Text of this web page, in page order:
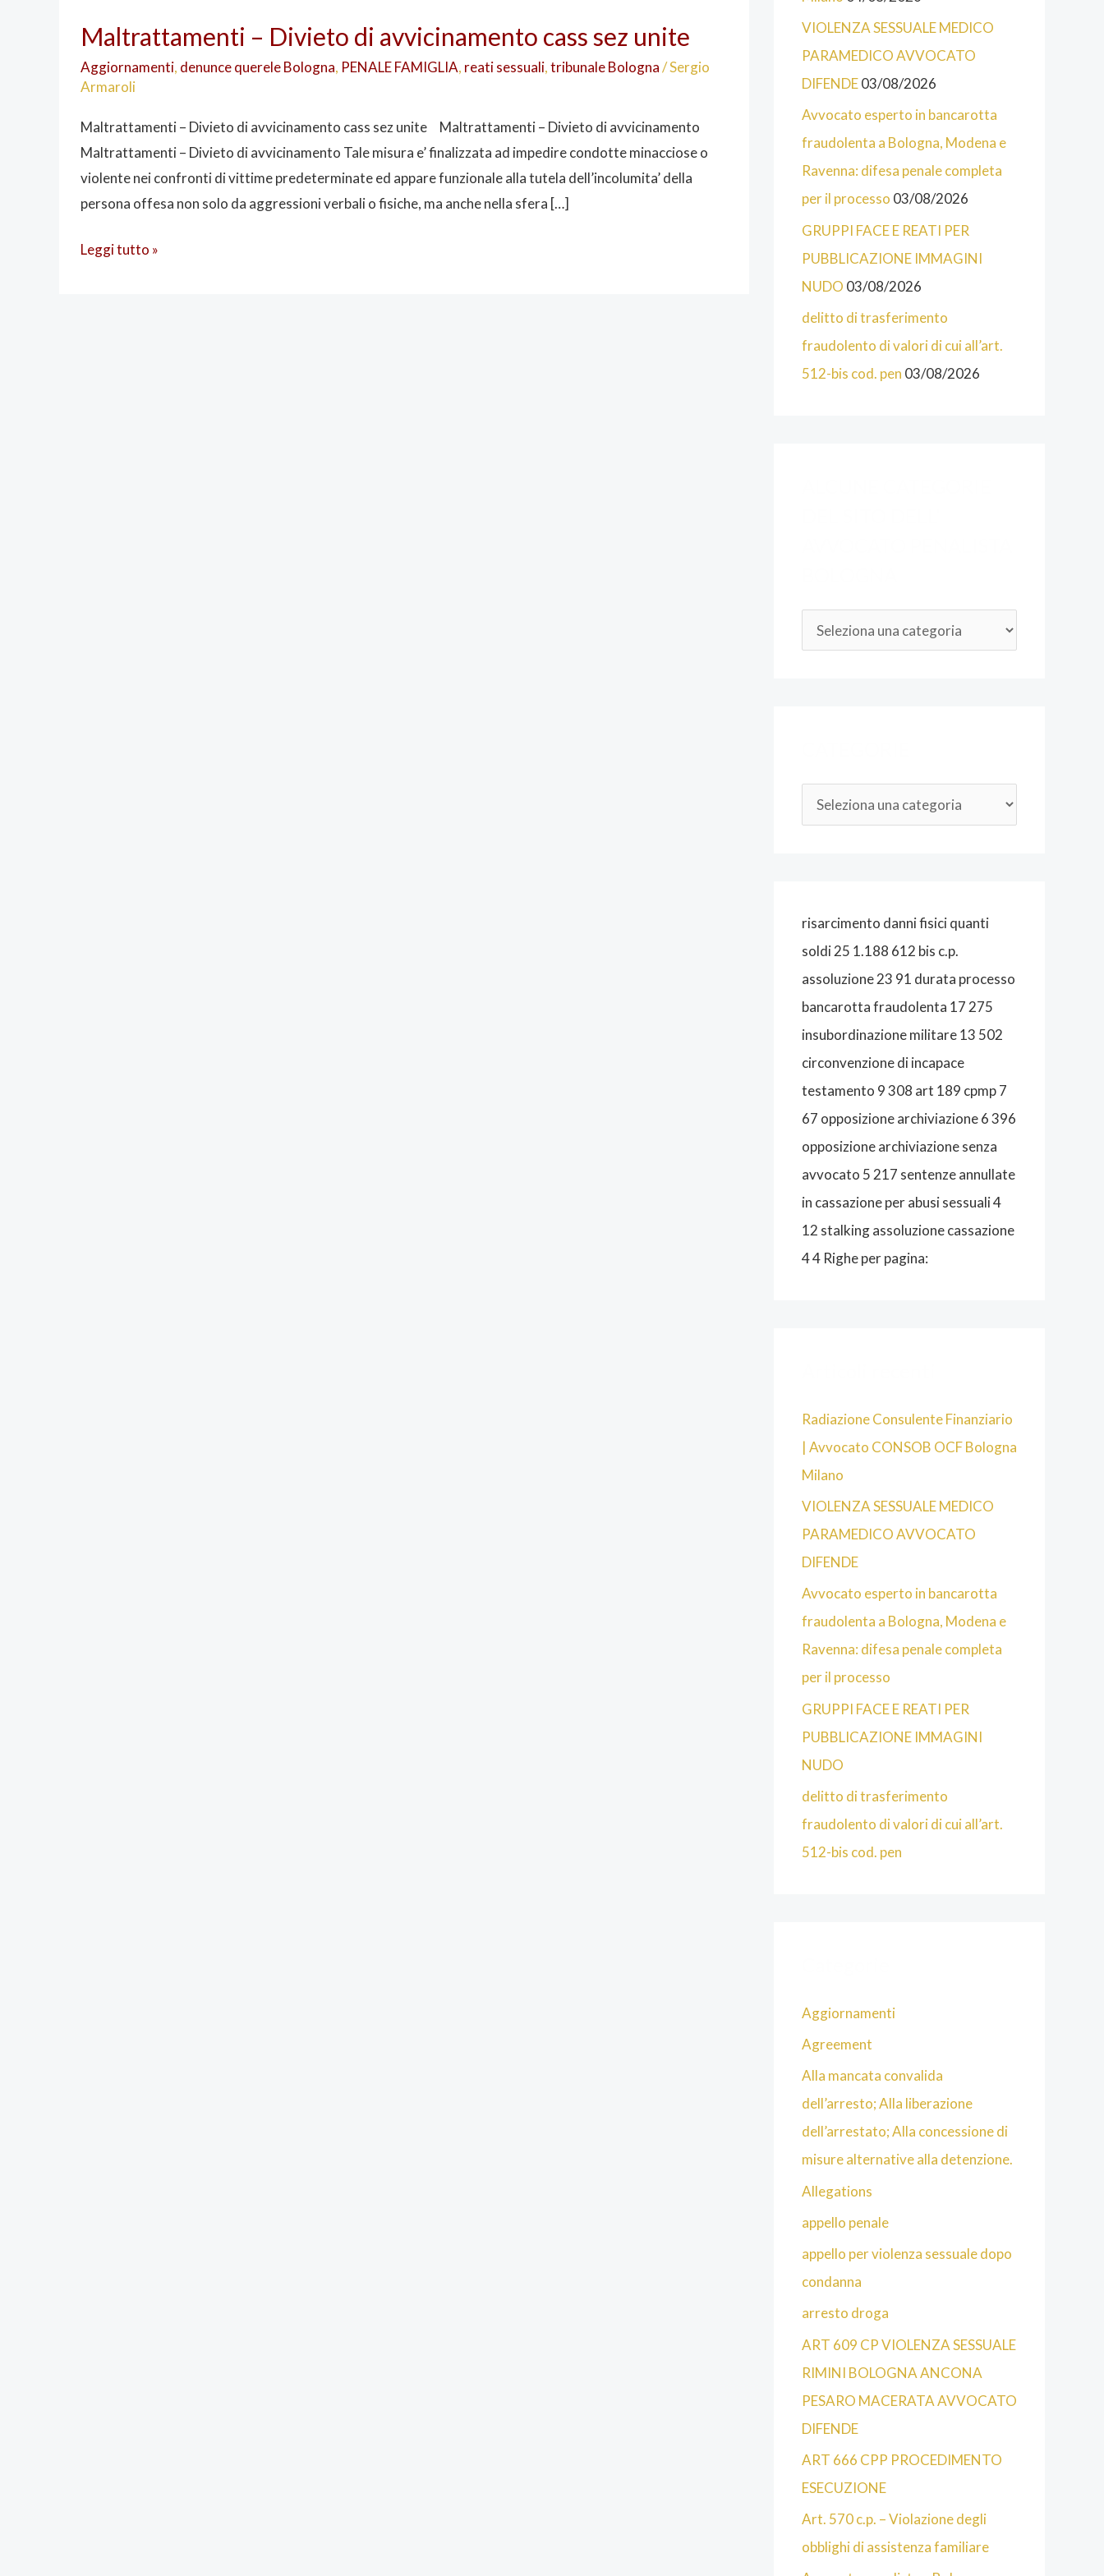
Maltrattamenti – Divieto di avvicinamento cass sez unite
Aggiornamenti, denunce querele Bologna, PENALE FAMIGLIA, reati sessuali,tribunale Bologna/Sergio
Armaroli
Maltrattamenti – Divieto di avvicinamento cass sez unite Maltrattamenti – Divieto di avvicinamento
Maltrattamenti – Divieto di avvicinamento Tale misura e’ finalizzata ad impedire condotte minacciose o
violente nei confronti di vittime predeterminate ed appare funzionale alla tutela dell’incolumita’ della
persona offesa non solo da aggressioni verbali o fisiche, ma anche nella sfera […]
–
Divieto
di
Leggi tutto »
VIOLENZA SESSUALE MEDICO
PARAMEDICO AVVOCATO
DIFENDE03/08/2026
Avvocato esperto in bancarotta
fraudolenta a Bologna, Modena e
Ravenna: difesa penale completa
per il processo 03/08/2026
GRUPPI FACE E REATI PER
PUBBLICAZIONE IMMAGINI
NUDO 03/08/2026
delitto di trasferimento
fraudolento di valori di cui all’art.
512-bis cod. pen 03/08/2026
T
E
G
O
R
I
E
D
E
L
V
P
I
S
T
A
B
O
L
O
G
N
A
E
risarcimento danni fisici quanti
soldi 25 1.188 612 bis c.p.
assoluzione 23 91 durata processo
bancarotta fraudolenta 17 275
insubordinazione militare 13 502
circonvenzione di incapace
testamento 9 308 art 189 cpmp 7
67 opposizione archiviazione 6 396
opposizione archiviazione senza
avvocato 5 217 sentenze annullate
in cassazione per abusi sessuali 4
12 stalking assoluzione cassazione
4 4 Righe per pagina:
Radiazione Consulente Finanziario
| Avvocato CONSOB OCF Bologna
Milano
VIOLENZA SESSUALE MEDICO
PARAMEDICO AVVOCATO
DIFENDE
Avvocato esperto in bancarotta
fraudolenta a Bologna, Modena e
Ravenna: difesa penale completa
per il processo
GRUPPI FACE E REATI PER
PUBBLICAZIONE IMMAGINI
NUDO
delitto di trasferimento
fraudolento di valori di cui all’art.
512-bis cod. pen
Aggiornamenti
Agreement
Alla mancata convalida
dell’arresto; Alla liberazione
dell’arrestato; Alla concessione di
misure alternative alla detenzione.
Allegations
appello penale
appello per violenza sessuale dopo
condanna
arresto droga
ART 609 CP VIOLENZA SESSUALE
RIMINI BOLOGNA ANCONA
PESARO MACERATA AVVOCATO
DIFENDE
ART 666 CPP PROCEDIMENTO
ESECUZIONE
Art. 570 c.p. – Violazione degli
obblighi di assistenza familiare